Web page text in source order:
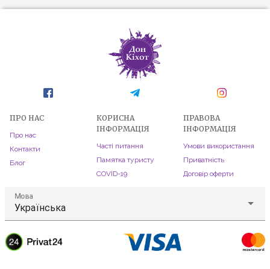
ПРО НАС
Про нас
Контакти
Блог
КОРИСНА
ІНФОРМАЦІЯ
Часті питання
Памятка туристу
COVID-19
ПРАВОВА
ІНФОРМАЦІЯ
Умови використання
Приватність
Договір оферти
Мова
Українська